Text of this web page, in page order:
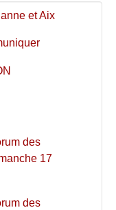
et Aix
des
17
des